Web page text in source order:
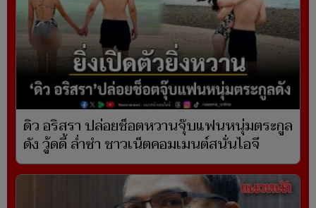
ดิว อริสรา ปล่อยช็อตหวานจุ๊บแฟนหนุ่มตระกูล
ดัง วู้ดดี้ ล่ำซำ ชาวเน็ตคอมเมนต์สนั่นไอจี